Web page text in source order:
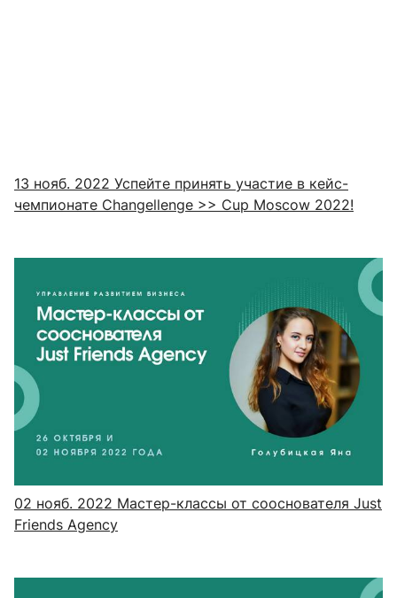
13 нояб. 2022 Успейте принять участие в кейс-
чемпионате Changellenge >> Cup Moscow 2022!
02 нояб. 2022 Мастер-классы от сооснователя Just
Friends Agency